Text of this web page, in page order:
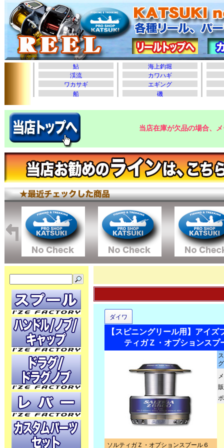
当店在庫が欠品の場合、
ダイワ
【スピニングリール用】アイズ
ティガＺ・オプションスプ
ソルティガＺ・オプションスプール６